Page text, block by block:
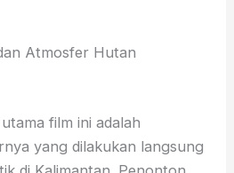
Atmosfer Hutan
film ini adalah
yang dilakukan langsung